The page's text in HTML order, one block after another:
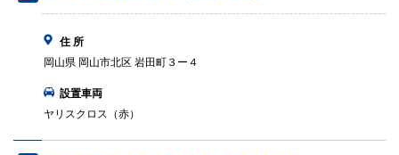
住 所
岡山県 岡山市北区 岩田町３ー４
設置車両
ヤリスクロス（赤）